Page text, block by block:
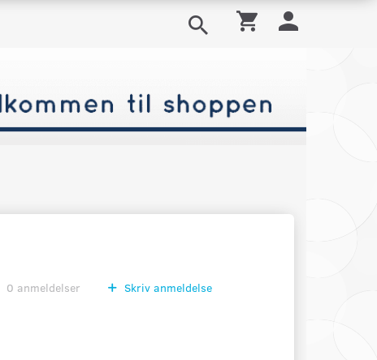
0 anmeldelser Skriv anmeldelse